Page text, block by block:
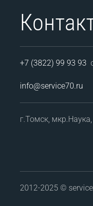
+7 (3822) 99 93 93
info@service70.ru
г.Томск,
2012-2025 ©